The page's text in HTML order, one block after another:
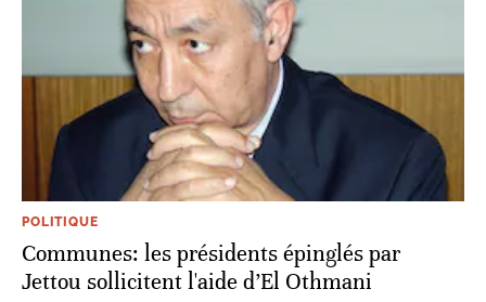
POLITIQUE
Communes: les présidents épinglés par
Jettou sollicitent l'aide d’El Othmani